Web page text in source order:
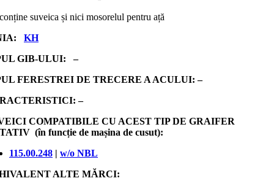
suveica și nici mosorelul pentru ață
KH
GIB-ULUI: –
FERESTREI DE TRECERE A ACULUI: –
–
COMPATIBILE CU ACEST TIP DE GRAIFER
(în funcție de mașina de cusut):
115.00.248 | w/o NBL
ALTE MĂRCI: